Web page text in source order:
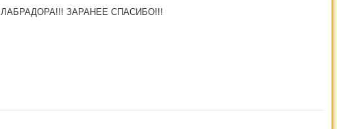
ЗАРАНЕЕ СПАСИБО!!!